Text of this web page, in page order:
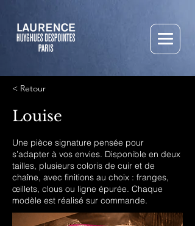
< Retour
Louise
Une pièce signature pensée pour
s’adapter à vos envies. Disponible en deux
tailles, plusieurs coloris de cuir et de
chaîne, avec finitions au choix : franges,
œillets, clous ou ligne épurée. Chaque
modèle est réalisé sur commande.